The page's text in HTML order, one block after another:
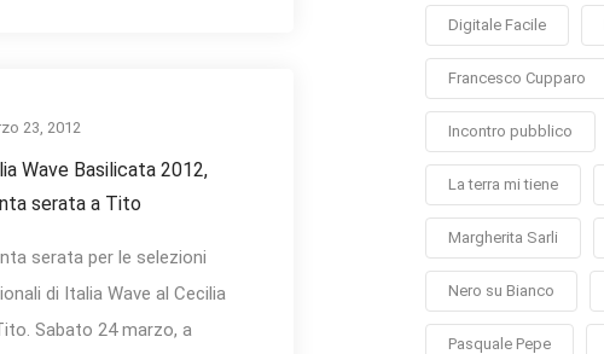
23, 2012
Wave Basilicata 2012,
serata a Tito
serata per le selezioni
di Italia Wave al Cecilia
Sabato 24 marzo, a
Digitale Facile
Francesco Cupparo
Incontro pubblico
La terra mi tiene
Margherita Sarli
Nero su Bianco
Pasquale Pepe